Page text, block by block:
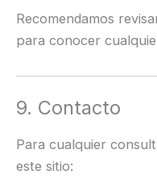
Recomendamos
para conocer
9. Contacto
Para cualquier
este sitio: